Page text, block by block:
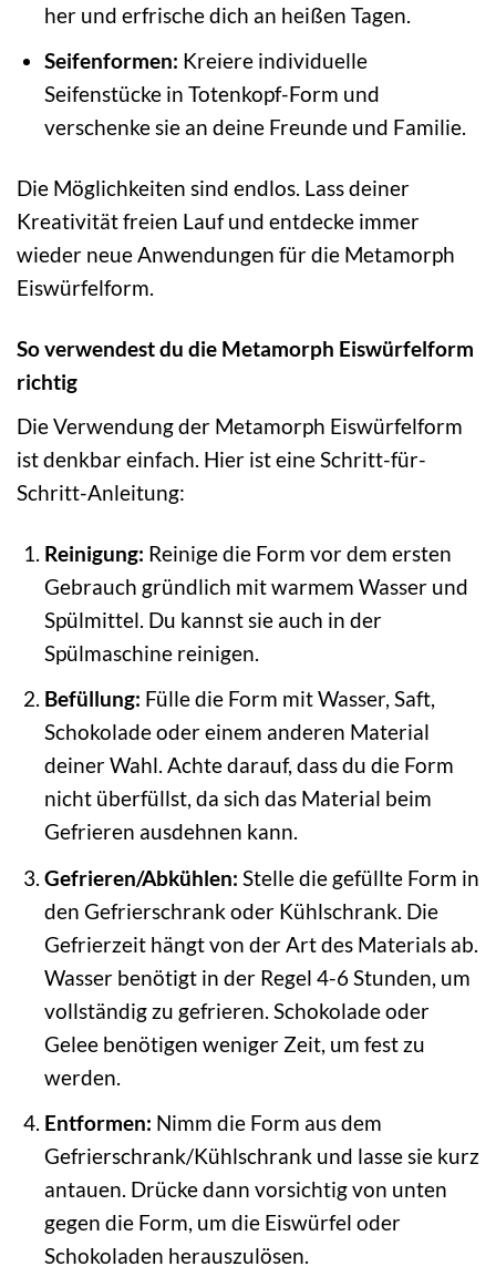
her und erfrische dich an heißen Tagen.
Seifenformen: Kreiere individuelle
Seifenstücke in Totenkopf-Form und
verschenke sie an deine Freunde und Familie.
Die Möglichkeiten sind endlos. Lass deiner
Kreativität freien Lauf und entdecke immer
wieder neue Anwendungen für die Metamorph
Eiswürfelform.
So verwendest du die Metamorph Eiswürfelform
richtig
Die Verwendung der Metamorph Eiswürfelform
ist denkbar einfach. Hier ist eine Schritt-für-
Schritt-Anleitung:
Reinigung: Reinige die Form vor dem ersten
Gebrauch gründlich mit warmem Wasser und
Spülmittel. Du kannst sie auch in der
Spülmaschine reinigen.
Befüllung: Fülle die Form mit Wasser, Saft,
Schokolade oder einem anderen Material
deiner Wahl. Achte darauf, dass du die Form
nicht überfüllst, da sich das Material beim
Gefrieren ausdehnen kann.
Gefrieren/Abkühlen: Stelle die gefüllte Form in
den Gefrierschrank oder Kühlschrank. Die
Gefrierzeit hängt von der Art des Materials ab.
Wasser benötigt in der Regel 4-6 Stunden, um
vollständig zu gefrieren. Schokolade oder
Gelee benötigen weniger Zeit, um fest zu
werden.
Entformen: Nimm die Form aus dem
Gefrierschrank/Kühlschrank und lasse sie kurz
antauen. Drücke dann vorsichtig von unten
gegen die Form, um die Eiswürfel oder
Schokoladen herauszulösen.